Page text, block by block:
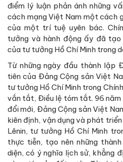
điểm lý luận phản ánh những
cách mạng Việt Nam một cách
của một trí tuệ uyên bác.
tưởng và hành động ấy đã
của tư tưởng Hồ Chí Minh trong
Từ những ngày đầu thành lập
tiên của Đảng Cộng sản Việt
tư tưởng Hồ Chí Minh trong
vắn tắt, Điều lệ tóm tắt. 96 năm
đổi mới, Đảng Cộng sản Việt
kiên định, vận dụng và phát
Lênin, tư tưởng Hồ Chí Minh
thực tiễn, tạo nên những
diện, có ý nghĩa lịch sử, khẳng